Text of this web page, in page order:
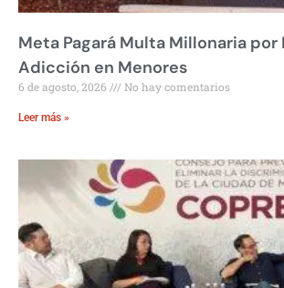
Meta Pagará Multa Millonaria por
Adicción en Menores
6 de agosto, 2026 No hay comentarios
Leer más »